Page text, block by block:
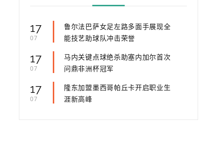
17
07
鲁尔法巴萨女足左路多面手展现全
能技艺助球队冲击荣誉
17
07
马内关键点球绝杀助塞内加尔首次
问鼎非洲杯冠军
17
07
隆东加盟墨西哥帕丘卡开启职业生
涯新高峰